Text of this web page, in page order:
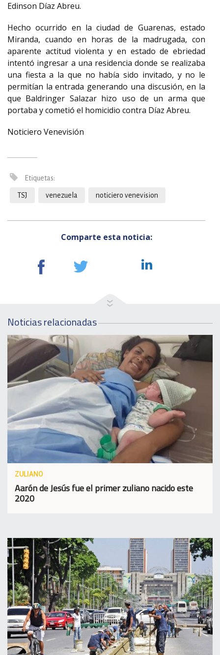
Edinson Díaz Abreu.
Hecho ocurrido en la ciudad de Guarenas, estado
Miranda, cuando en horas de la madrugada, con
aparente actitud violenta y en estado de ebriedad
intentó ingresar a una residencia donde se realizaba
una fiesta a la que no había sido invitado, y no le
permitían la entrada generando una discusión, en la
que Baldringer Salazar hizo uso de un arma que
portaba y cometió el homicidio contra Díaz Abreu.
Noticiero Venevisión
Etiquetas:
TSJ venezuela noticiero venevision
Comparte esta noticia:
Noticias relacionadas
ZULIANO
Aarón de Jesús fue el primer zuliano nacido este
2020